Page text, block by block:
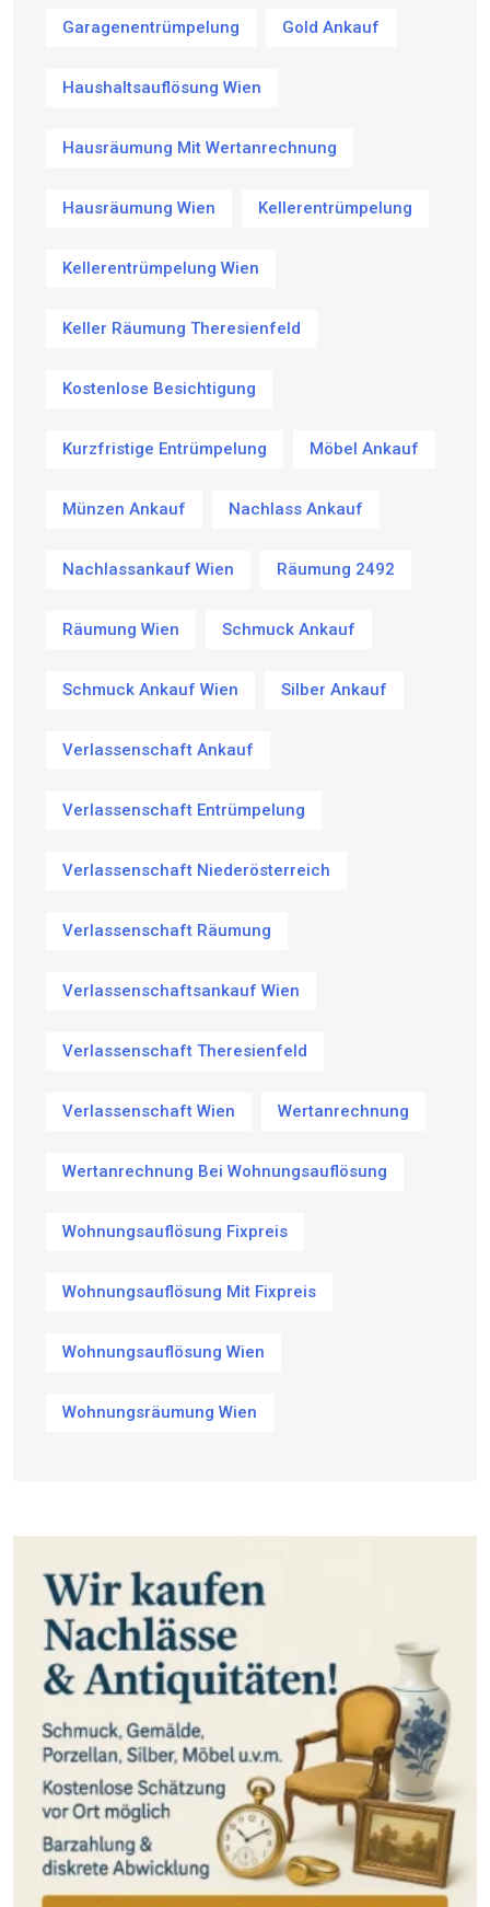
Garagenentrümpelung Gold Ankauf
Haushaltsauflösung Wien
Hausräumung Mit Wertanrechnung
Hausräumung Wien Kellerentrümpelung
Kellerentrümpelung Wien
Keller Räumung Theresienfeld
Kostenlose Besichtigung
Kurzfristige Entrümpelung Möbel Ankauf
Münzen Ankauf Nachlass Ankauf
Nachlassankauf Wien Räumung 2492
Räumung Wien Schmuck Ankauf
Schmuck Ankauf Wien Silber Ankauf
Verlassenschaft Ankauf
Verlassenschaft Entrümpelung
Verlassenschaft Niederösterreich
Verlassenschaft Räumung
Verlassenschaftsankauf Wien
Verlassenschaft Theresienfeld
Verlassenschaft Wien Wertanrechnung
Wertanrechnung Bei Wohnungsauflösung
Wohnungsauflösung Fixpreis
Wohnungsauflösung Mit Fixpreis
Wohnungsauflösung Wien
Wohnungsräumung Wien